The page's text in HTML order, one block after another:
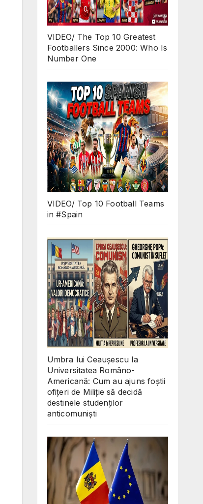
VIDEO/ The Top 10 Greatest
Footballers Since 2000: Who Is
Number One
VIDEO/ Top 10 Football Teams
in #Spain
Umbra lui Ceaușescu la
Universitatea Româno-
Americană: Cum au ajuns foștii
ofițeri de Miliție să decidă
destinele studenților
anticomuniști